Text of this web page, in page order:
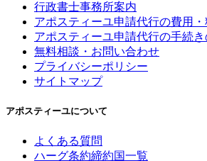
行政書士事務所案内
アポスティーユ申請代行の費用・
アポスティーユ申請代行の手続
無料相談・お問い合わせ
プライバシーポリシー
サイトマップ
アポスティーユについて
よくある質問
ハーグ条約締約国一覧